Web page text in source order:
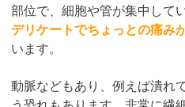
部位で、細胞や管が集中して
デリケートでちょっとの痛み
います。
動脈などもあり、例えば潰れ